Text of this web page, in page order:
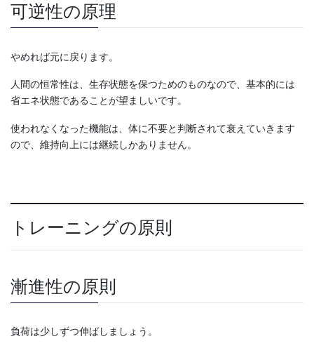
可逆性の原理
やめれば元に戻ります。
人間の恒常性は、生存状態を保つためのものなので、基本的には
省エネ状態であることが望ましいです。
使われなくなった機能は、体に不要と判断されて衰えていきます
ので、維持向上には継続しかありません。
トレーニングの原則
漸進性の原則
負荷は少しずつ伸ばしましょう。